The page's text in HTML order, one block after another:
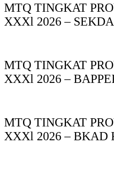
MTQ TINGKAT
XXXl 2026 –
MTQ TINGKAT
XXXl 2026 –
MTQ TINGKAT
XXXl 2026 – BKAD